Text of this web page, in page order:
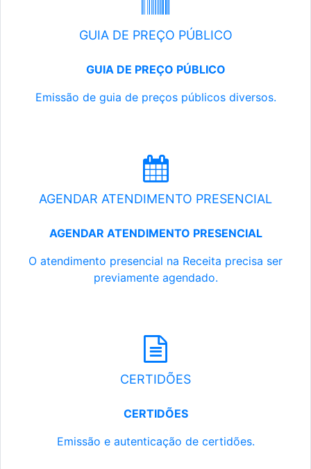
GUIA DE PREÇO PÚBLICO
GUIA DE PREÇO PÚBLICO
Emissão de guia de preços públicos diversos.
AGENDAR ATENDIMENTO PRESENCIAL
AGENDAR ATENDIMENTO PRESENCIAL
O atendimento presencial na Receita precisa ser
previamente agendado.
CERTIDÕES
CERTIDÕES
Emissão e autenticação de certidões.